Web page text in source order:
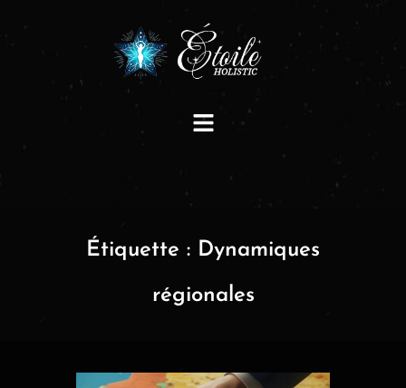
Étiquette : Dynamiques
régionales